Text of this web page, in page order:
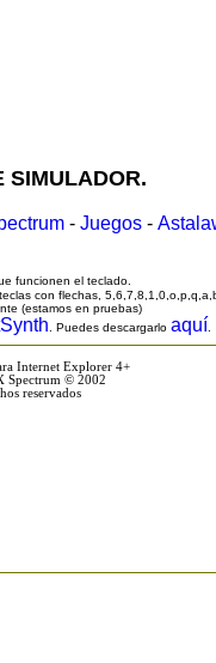
SIMULADOR.
- Juegos -
funcionen el teclado.
con flechas,
(estamos en pruebas)
. Puedes descargarlo aquí
Internet Explorer 4+
Spectrum © 2002
reservados